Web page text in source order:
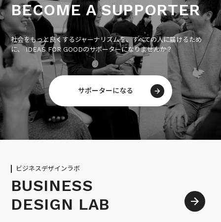
BECOME A SUPPORTER
社会をもっと良くするジャーナリズムを、すべての人に届けるため
に、 IDEAS FOR GOODのサポーターになりませんか？
サポーターになる
ビジネスデザインラボ
BUSINESS
DESIGN LAB